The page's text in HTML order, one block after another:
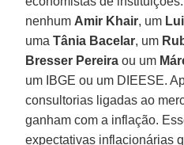
nenhum Amir Khair, um
umaTânia Bacelar, um
Bresser Pereira ou um
um IBGE ou um DIEESE.
consultorias ligadas ao
ganham com a inflação.
expectativas inflacionárias